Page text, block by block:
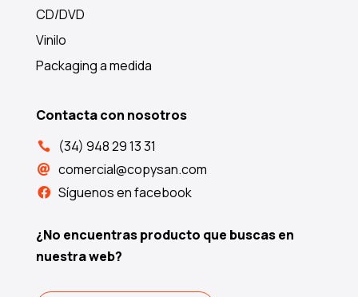
CD/DVD
Vinilo
Packaging a medida
Contacta con nosotros
 (34) 948 29 13 31
 comercial@copysan.com
 Síguenos en facebook
¿No encuentras producto que buscas en
nuestra web?